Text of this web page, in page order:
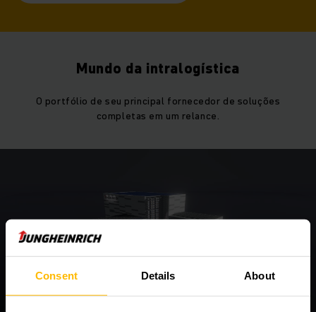
Consent Details About
Mundo da intralogística
O portfólio de seu principal fornecedor de soluções
completas em um relance.